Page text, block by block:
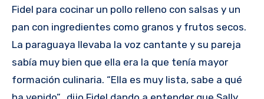
Fidel para cocinar un pollo relleno con salsas y un
pan con ingredientes como granos y frutos secos.
La paraguaya llevaba la voz cantante y su pareja
sabía muy bien que ella era la que tenía mayor
formación culinaria. “Ella es muy lista, sabe a qué